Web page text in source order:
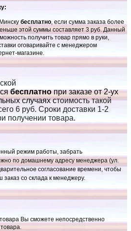
бесплатно , если сумма заказа более
этой суммы составляет 3 руб. Данный
получить товар прямо в руки,
оговаривайте с менеджером
магазине.
бесплатнопри заказе от 2-ух
случаях стоимость такой
6 руб. Сроки доставки 1-2
получении товара.
режим работы, забрать
по домашнему адресу менеджера (ул.
согласование времени, чтобы
со склада к менеджеру.
Вы сможете непосредственно